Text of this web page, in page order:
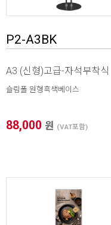
P2-A3BK
A3 (신형)고급-자석부착식
슬림폴 원형흑색베이스
88,000 원 (VAT포함)